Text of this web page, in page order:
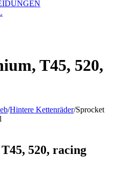
T45, 520,
/Hintere Kettenräder/Sprocket
520, racing